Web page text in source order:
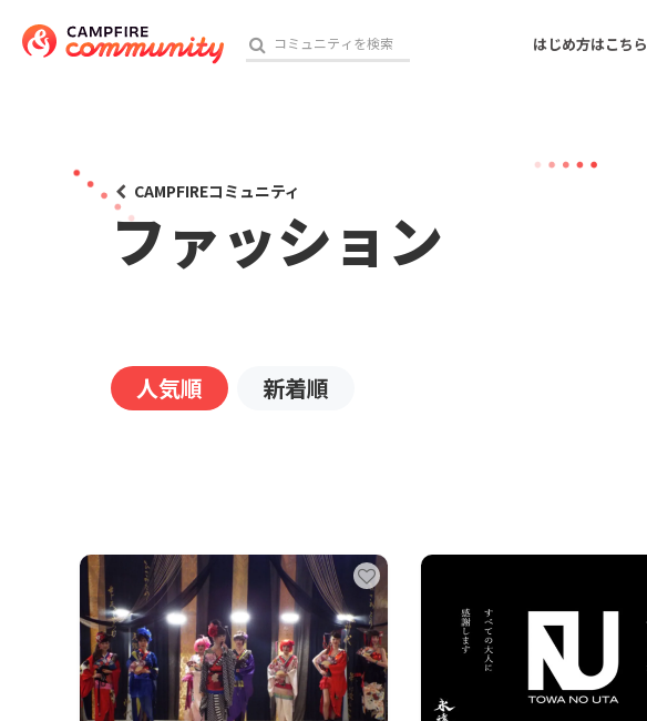
はじめ方はこちら
アート・写真
ビジネス・起業
CAMPFIREコミュニティ
ファッション
人気順 新着順